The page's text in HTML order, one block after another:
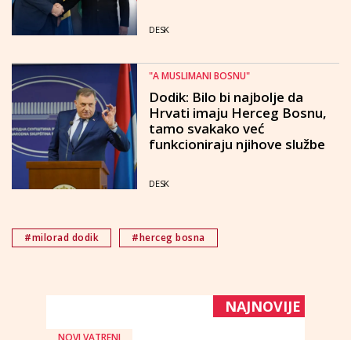
DESK
"A MUSLIMANI BOSNU"
Dodik: Bilo bi najbolje da
Hrvati imaju Herceg Bosnu,
tamo svakako već
funkcioniraju njihove službe
DESK
#milorad dodik #herceg bosna
NAJNOVIJE
NOVI VATRENI